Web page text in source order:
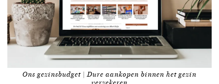
Ons gezinsbudget | Dure aankopen binnen het gezin